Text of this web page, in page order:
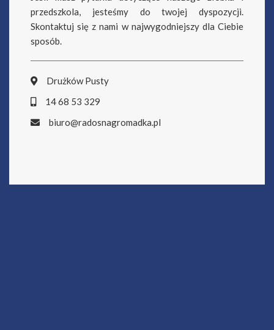
przedszkola, jesteśmy do twojej dyspozycji.
Skontaktuj się z nami w najwygodniejszy dla Ciebie
sposób.
Drużków Pusty
14 68 53 329
biuro@radosnagromadka.pl